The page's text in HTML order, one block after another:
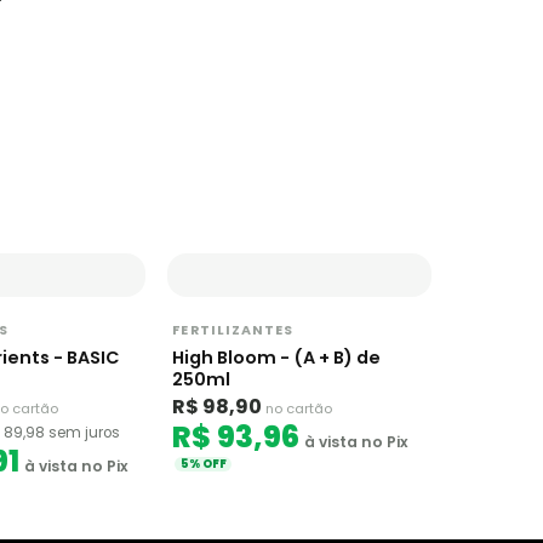
- BASIC
cartão
89,98 sem juros
à vista no Pix
FERTILIZANTES
High Bloom - (A + B) de
250ml
R$ 98,90 no cartão
R$ 93,96 à vista no Pix
5% OFF